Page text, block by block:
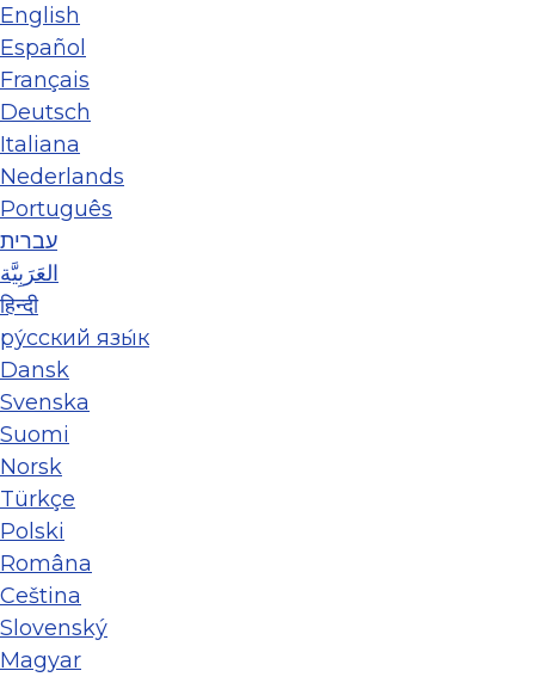
English
Español
Français
Deutsch
Italiana
Nederlands
Português
עברית
العَرَبِيَّة
हिन्दी
ру́сский язы́к
Dansk
Svenska
Suomi
Norsk
Türkçe
Polski
Româna
Ceština
Slovenský
Magyar